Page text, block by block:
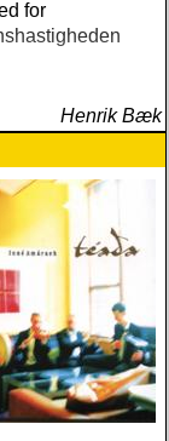
for
Henrik Bæk